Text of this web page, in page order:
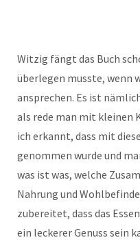
Witzig fängt das Buch
überlegen musste, wenn
ansprechen. Es ist
als rede man mit kleinen
ich erkannt, dass mit
genommen wurde und
was ist was, welche
Nahrung und
zubereitet, dass das
ein leckerer Genuss sein